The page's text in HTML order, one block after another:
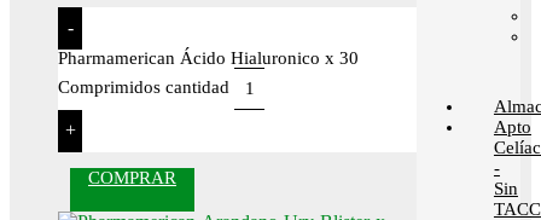
-
Pharmamerican Ácido Hialuronico x 30
Comprimidos cantidad
+
COMPRAR
Apto
-
Sin
TACC